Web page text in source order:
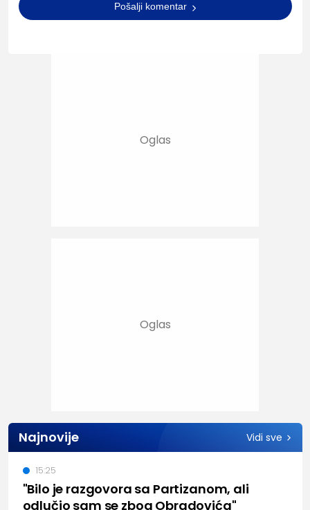
Pošalji komentar
Najnovije Vidi sve
"Bilo je razgovora sa Partizanom, ali
odlučio sam se zbog Obradovića"
15:25